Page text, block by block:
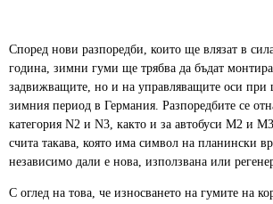
Според нови разпоредби, които ще влязат в
година, зимни гуми ще трябва да бъдат
задвижващите, но и на управляващите оси при
зимния период в Германия. Разпоредбите се
категория N2 и N3, както и за автобуси M2 и
счита такава, която има символ на планински
независимо дали е нова, използвана или
С оглед на това, че износването на гумите на